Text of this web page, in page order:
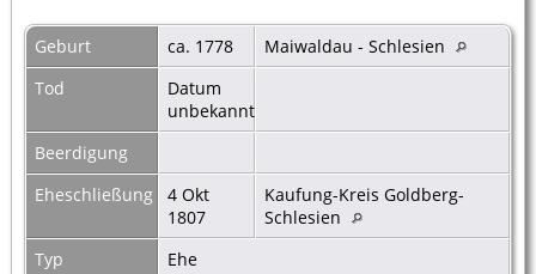
Geburt ca. 1778
Maiwaldau - Schlesien
Tod
Datum
unbekannt
Beerdigung
Eheschließung
4 Okt
1807
Kaufung-Kreis Goldberg-
Schlesien
Typ
Ehe